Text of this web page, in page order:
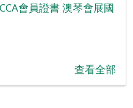
會員證書 澳琴會展國
查看全部